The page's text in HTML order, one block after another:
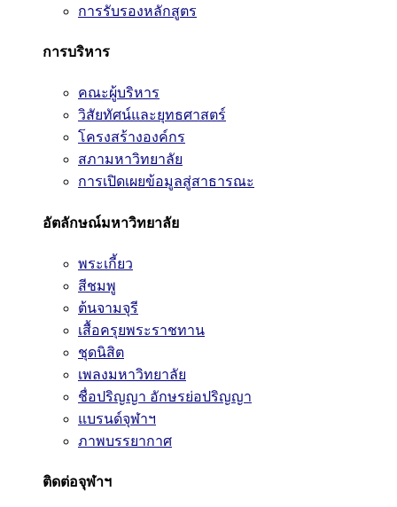
การรับรองหลักสูตร
การบริหาร
คณะผู้บริหาร
วิสัยทัศน์และยุทธศาสตร์
โครงสร้างองค์กร
สภามหาวิทยาลัย
การเปิดเผยข้อมูลสู่สาธารณะ
อัตลักษณ์มหาวิทยาลัย
พระเกี้ยว
สีชมพู
ต้นจามจุรี
เสื้อครุยพระราชทาน
ชุดนิสิต
เพลงมหาวิทยาลัย
ชื่อปริญญา อักษรย่อปริญญา
แบรนด์จุฬาฯ
ภาพบรรยากาศ
ติดต่อจุฬาฯ